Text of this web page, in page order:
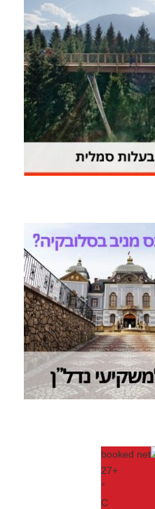
+
27
°
C